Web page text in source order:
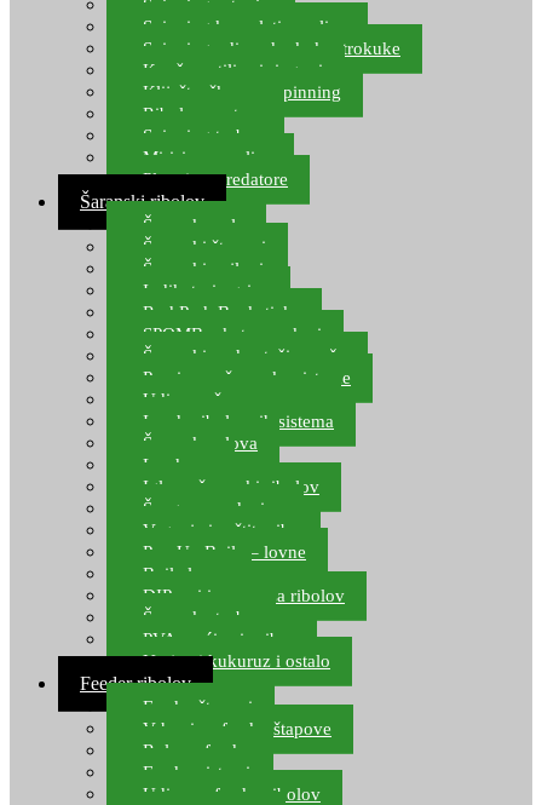
Spinning setovi
Spinning kompleti varalica
Spinning udice, dvokuke, trokuke
Kopče, vrtilice i ringovi
Kliješta, škare za spinning
Ribolov pastrve
Spinning torbe
Mirisi za varalice
Plovci za predatore
Šaranski ribolov
Šaranske role
Šaranski štapovi
Šaranski najloni
Indikatori ugriza
Rod Pod, Banksticks
SPOMB rakete, markeri
Šaranski podmetači, mreže
Pernice za šaranske sisteme
Udice za šarana, amura
Izrada ribolovnih sistema
Šaranska olova
Leadcore
Igle za šaranski ribolov
Špage, upredenice
Vaganje i zaštita ribe
Pop Up Boile – lovne
Boile lovne
DIP-ovi i arome za ribolov
Šaranske torbe
PVA vrećice i pribor
Umjetni kukuruz i ostalo
Feeder ribolov
Feeder štapovi
Vrhovi za feeder štapove
Role za feeder
Feeder sistemi
Udice za feeder ribolov